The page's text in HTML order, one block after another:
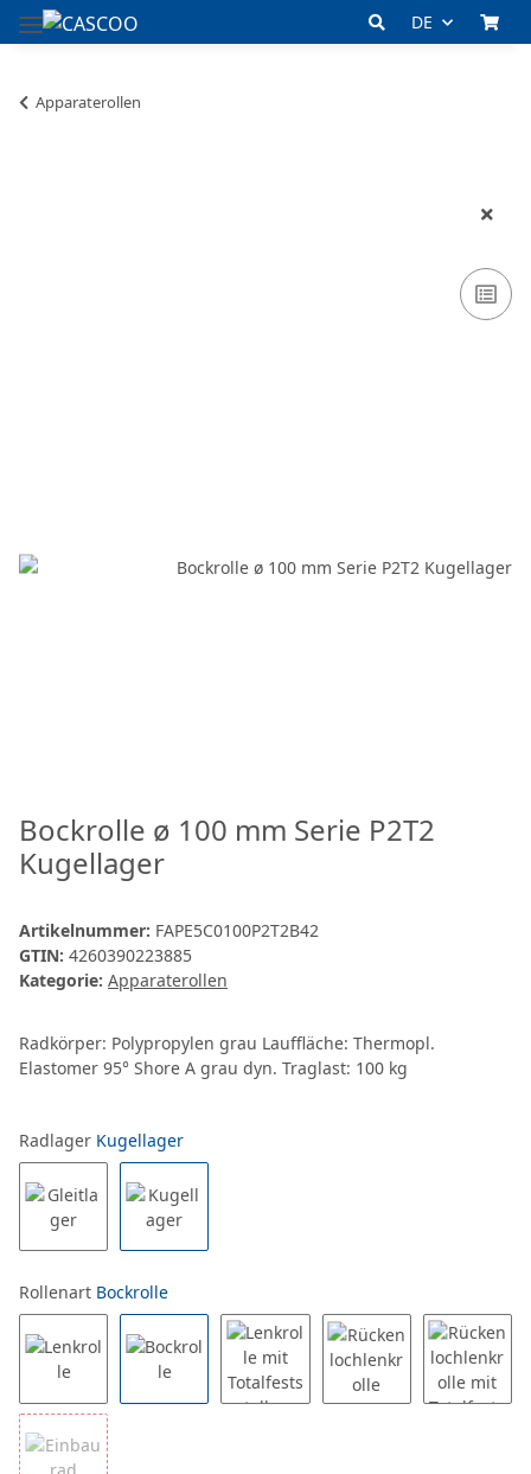
DE
Apparaterollen
Bockrolle ø 100 mm Serie P2T2
Kugellager
Artikelnummer: FAPE5C0100P2T2B42
GTIN: 4260390223885
Kategorie: Apparaterollen
Radkörper: Polypropylen grau Lauffläche: Thermopl.
Elastomer 95° Shore A grau dyn. Traglast: 100 kg
Radlager Kugellager
Rollenart Bockrolle